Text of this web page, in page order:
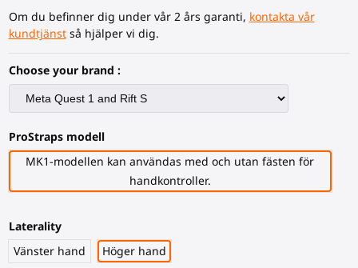
Om du befinner dig under vår 2 års garanti, kontakta vår
kundtjänstså hjälper vi dig.
Choose your brand :
ProStraps modell
MK1-modellen kan användas med och utan fästen för
handkontroller.
Laterality
Vänster hand
Höger hand